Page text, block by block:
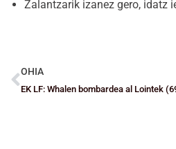
Zalantzarik izanez gero, idatz
OHIA
EK LF: Whalen bombardea al Lointek